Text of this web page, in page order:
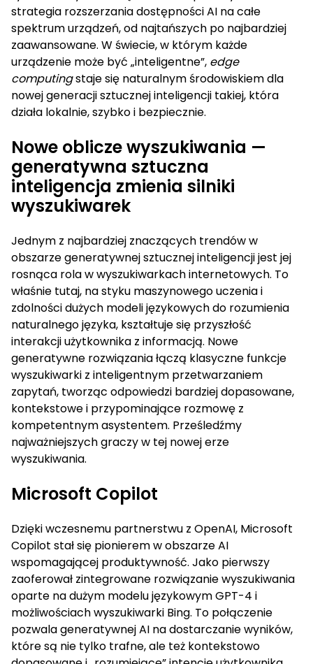
strategia rozszerzania dostępności AI na całe
spektrum urządzeń, od najtańszych po najbardziej
zaawansowane. W świecie, w którym każde
urządzenie może być „inteligentne”, edge
computingstaje się naturalnym środowiskiem dla
nowej generacji sztucznej inteligencji takiej, która
działa lokalnie, szybko i bezpiecznie.
Nowe oblicze wyszukiwania —
generatywna sztuczna
inteligencja zmienia silniki
wyszukiwarek
Jednym z najbardziej znaczących trendów w
obszarze generatywnej sztucznej inteligencji jest jej
rosnąca rola w wyszukiwarkach internetowych. To
właśnie tutaj, na styku maszynowego uczenia i
zdolności dużych modeli językowych do rozumienia
naturalnego języka, kształtuje się przyszłość
interakcji użytkownika z informacją. Nowe
generatywne rozwiązania łączą klasyczne funkcje
wyszukiwarki z inteligentnym przetwarzaniem
zapytań, tworząc odpowiedzi bardziej dopasowane,
kontekstowe i przypominające rozmowę z
kompetentnym asystentem. Prześledźmy
najważniejszych graczy w tej nowej erze
wyszukiwania.
Microsoft Copilot
Dzięki wczesnemu partnerstwu z OpenAI, Microsoft
Copilot stał się pionierem w obszarze AI
wspomagającej produktywność. Jako pierwszy
zaoferował zintegrowane rozwiązanie wyszukiwania
oparte na dużym modelu językowym GPT-4 i
możliwościach wyszukiwarki Bing. To połączenie
pozwala generatywnej AI na dostarczanie wyników,
które są nie tylko trafne, ale też kontekstowo